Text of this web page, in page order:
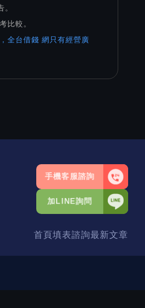
比較。
全台借錢 網只有經營廣
手機客服諮詢
加LINE詢問
首頁填表諮詢最新文章